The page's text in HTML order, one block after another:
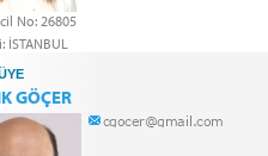
No: 26805
İSTANBUL
GÖÇER